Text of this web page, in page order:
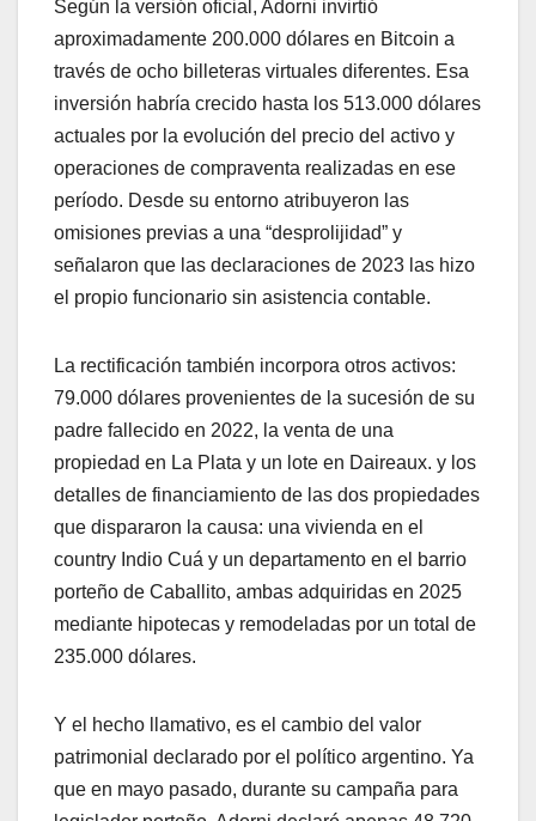
Según la versión oficial, Adorni invirtió
aproximadamente 200.000 dólares en Bitcoin a
través de ocho billeteras virtuales diferentes. Esa
inversión habría crecido hasta los 513.000 dólares
actuales por la evolución del precio del activo y
operaciones de compraventa realizadas en ese
período. Desde su entorno atribuyeron las
omisiones previas a una “desprolijidad” y
señalaron que las declaraciones de 2023 las hizo
el propio funcionario sin asistencia contable.
La rectificación también incorpora otros activos:
79.000 dólares provenientes de la sucesión de su
padre fallecido en 2022, la venta de una
propiedad en La Plata y un lote en Daireaux. y los
detalles de financiamiento de las dos propiedades
que dispararon la causa: una vivienda en el
country Indio Cuá y un departamento en el barrio
porteño de Caballito, ambas adquiridas en 2025
mediante hipotecas y remodeladas por un total de
235.000 dólares.
Y el hecho llamativo, es el cambio del valor
patrimonial declarado por el político argentino. Ya
que en mayo pasado, durante su campaña para